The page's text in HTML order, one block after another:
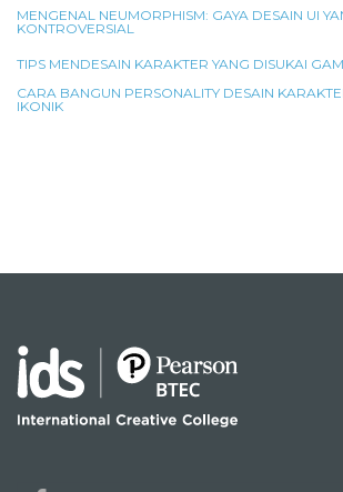
MENGENAL NEUMORPHISM: GAYA DESAIN UI
KONTROVERSIAL
TIPS MENDESAIN KARAKTER YANG DISUKAI
CARA BANGUN PERSONALITY DESAIN
IKONIK